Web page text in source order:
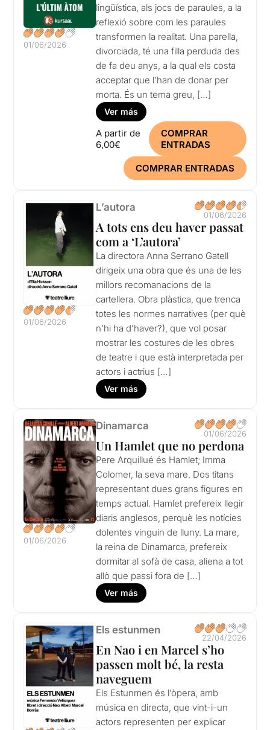
01/06/2026
lingüística, als jocs de paraules, a la
reflexió sobre com les paraules
transformen la realitat. Una parella,
divorciada, té una filla perduda des
de fa deu anys, a la qual els costa
acceptar que l’han de donar per
morta. És un tema greu, […]
Ver más
A partir de
6,00€
COMPRAR
ENTRADAS
COMPRAR ENTRADAS
01/06/2026
L’autora
01/06/2026
A tots ens deu haver passat
com a ‘L’autora’
La directora Anna Serrano Gatell
dirigeix una obra que és una de les
millors recomanacions de la
cartellera. Obra plàstica, que trenca
totes les normes narratives (per què
n’hi ha d’haver?), que vol posar
mostrar les costures de les obres
de teatre i que està interpretada per
actors i actrius […]
Ver más
01/06/2026
Dinamarca
01/06/2026
Un Hamlet que no perdona
Pere Arquillué és Hamlet; Imma
Colomer, la seva mare. Dos titans
representant dues grans figures en
temps actual. Hamlet prefereix llegir
diaris anglesos, perquè les notícies
dolentes vinguin de lluny. La mare,
la reina de Dinamarca, prefereix
dormitar al sofà de casa, aliena a tot
allò que passi fora de […]
Ver más
Els estunmen
22/04/2026
En Nao i en Marcel s’ho
passen molt bé, la resta
naveguem
Els Estunmen és l’òpera, amb
música en directa, que vint-i-un
actors representen per explicar